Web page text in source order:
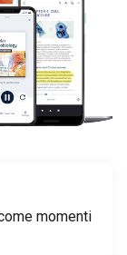
momenti